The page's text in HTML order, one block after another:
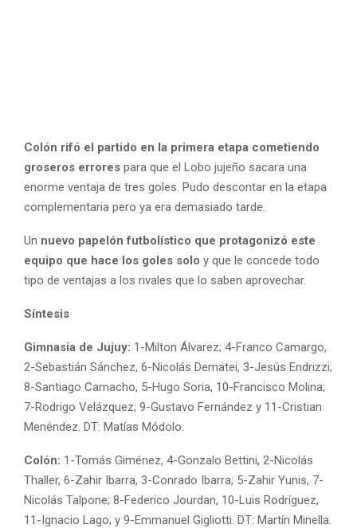
Colón rifó el partido en la primera etapa cometiendo
groseros errores para que el Lobo jujeño sacara una
enorme ventaja de tres goles. Pudo descontar en la etapa
complementaria pero ya era demasiado tarde.
Un nuevo papelón futbolístico que protagonizó este
equipo que hace los goles solo y que le concede todo
tipo de ventajas a los rivales que lo saben aprovechar.
Síntesis
Gimnasia de Jujuy: 1-Milton Álvarez; 4-Franco Camargo,
2-Sebastián Sánchez, 6-Nicolás Dematei, 3-Jesús Endrizzi;
8-Santiago Camacho, 5-Hugo Soria, 10-Francisco Molina;
7-Rodrigo Velázquez; 9-Gustavo Fernández y 11-Cristian
Menéndez. DT: Matías Módolo.
Colón: 1-Tomás Giménez, 4-Gonzalo Bettini, 2-Nicolás
Thaller, 6-Zahir Ibarra, 3-Conrado Ibarra; 5-Zahir Yunis, 7-
Nicolás Talpone; 8-Federico Jourdan, 10-Luis Rodríguez,
11-Ignacio Lago; y 9-Emmanuel Gigliotti. DT: Martín Minella.